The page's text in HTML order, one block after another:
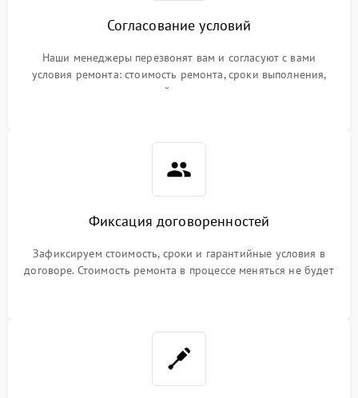
Согласование условий
Наши менеджеры перезвонят вам и согласуют с вами
условия ремонта: стоимость ремонта, сроки выполнения,
гарантийные условия
Фиксация договоренностей
Зафиксируем стоимость, сроки и гарантийные условия в
договоре. Стоимость ремонта в процессе меняться не будет